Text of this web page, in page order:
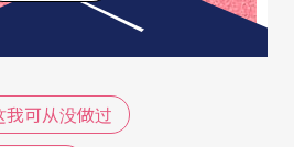
我可从没做过